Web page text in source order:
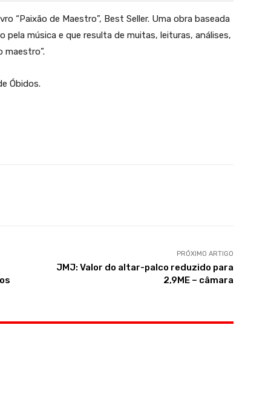
“Paixão de Maestro”, Best Seller. Uma obra baseada
música e que resulta de muitas, leituras, análises,
maestro”.
Óbidos.
PRÓXIMO ARTIGO
JMJ: Valor do altar-palco reduzido para
2,9ME – câmara